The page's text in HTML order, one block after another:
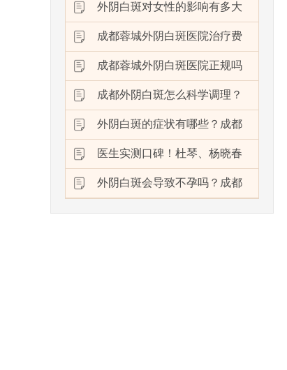
外阴白斑对女性的影响有多大
成都蓉城外阴白斑医院治疗费
成都蓉城外阴白斑医院正规吗
成都外阴白斑怎么科学调理？
外阴白斑的症状有哪些？成都
医生实测口碑！杜琴、杨晓春
外阴白斑会导致不孕吗？成都